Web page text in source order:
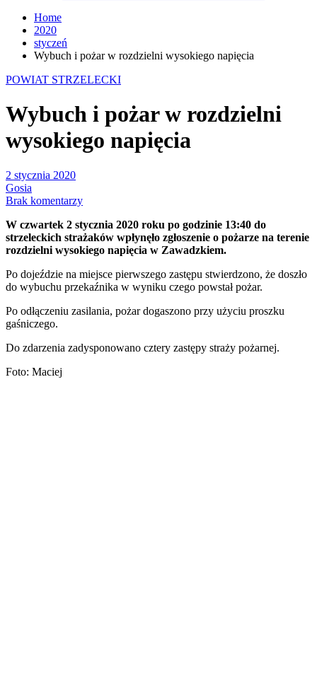
Home
2020
styczeń
Wybuch i pożar w rozdzielni wysokiego napięcia
POWIAT STRZELECKI
Wybuch i pożar w rozdzielni
wysokiego napięcia
2 stycznia 2020
Gosia
Brak komentarzy
W czwartek 2 stycznia 2020 roku po godzinie 13:40 do
strzeleckich strażaków wpłynęło zgłoszenie o pożarze na terenie
rozdzielni wysokiego napięcia w Zawadzkiem.
Po dojeździe na miejsce pierwszego zastępu stwierdzono, że doszło
do wybuchu przekaźnika w wyniku czego powstał pożar.
Po odłączeniu zasilania, pożar dogaszono przy użyciu proszku
gaśniczego.
Do zdarzenia zadysponowano cztery zastępy straży pożarnej.
Foto: Maciej